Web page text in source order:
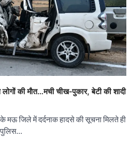
की माैत…मची चीख-पुकार, बेटी की शादी
मऊ जिले में दर्दनाक हादसे की सूचना मिलते ही